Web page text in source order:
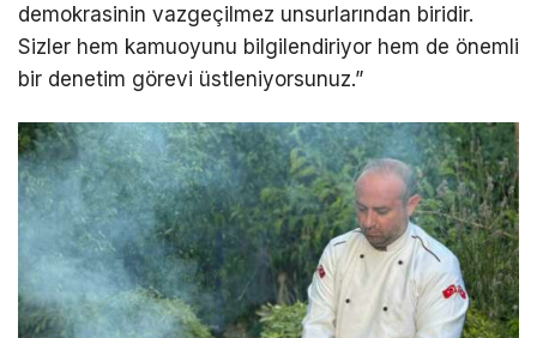
demokrasinin vazgeçilmez unsurlarından biridir.
Sizler hem kamuoyunu bilgilendiriyor hem de önemli
bir denetim görevi üstleniyorsunuz.”